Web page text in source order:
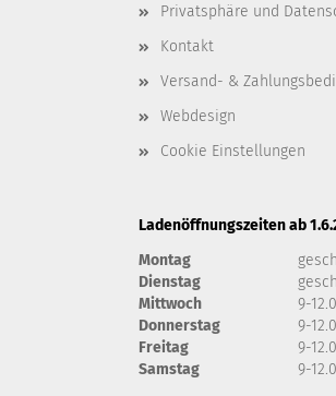
Privatsphäre und
Kontakt
Versand- &
Webdesign
Cookie Einstellungen
Ladenöffnungszeiten ab
Montag
Dienstag
Mittwoch
9-
Donnerstag
9-
Freitag
9-
Samstag
9-